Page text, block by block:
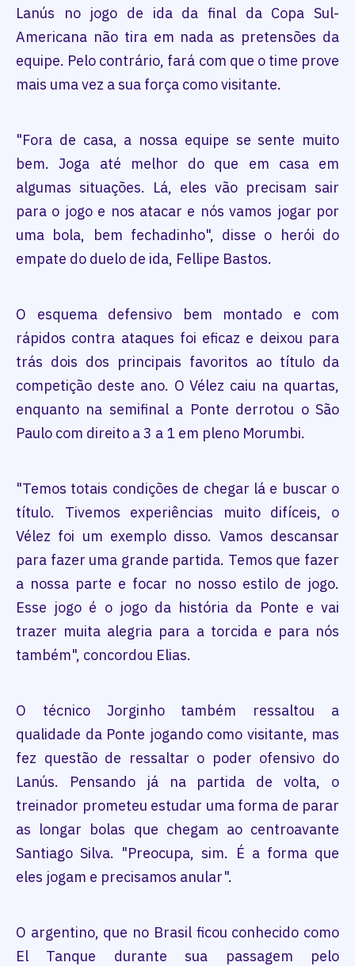
Lanús no jogo de ida da final da Copa Sul-
Americana não tira em nada as pretensões da
equipe. Pelo contrário, fará com que o time prove
mais uma vez a sua força como visitante.
"Fora de casa, a nossa equipe se sente muito
bem. Joga até melhor do que em casa em
algumas situações. Lá, eles vão precisam sair
para o jogo e nos atacar e nós vamos jogar por
uma bola, bem fechadinho", disse o herói do
empate do duelo de ida, Fellipe Bastos.
O esquema defensivo bem montado e com
rápidos contra ataques foi eficaz e deixou para
trás dois dos principais favoritos ao título da
competição deste ano. O Vélez caiu na quartas,
enquanto na semifinal a Ponte derrotou o São
Paulo com direito a 3 a 1 em pleno Morumbi.
"Temos totais condições de chegar lá e buscar o
título. Tivemos experiências muito difíceis, o
Vélez foi um exemplo disso. Vamos descansar
para fazer uma grande partida. Temos que fazer
a nossa parte e focar no nosso estilo de jogo.
Esse jogo é o jogo da história da Ponte e vai
trazer muita alegria para a torcida e para nós
também", concordou Elias.
O técnico Jorginho também ressaltou a
qualidade da Ponte jogando como visitante, mas
fez questão de ressaltar o poder ofensivo do
Lanús. Pensando já na partida de volta, o
treinador prometeu estudar uma forma de parar
as longar bolas que chegam ao centroavante
Santiago Silva. "Preocupa, sim. É a forma que
eles jogam e precisamos anular".
O argentino, que no Brasil ficou conhecido como
El Tanque durante sua passagem pelo